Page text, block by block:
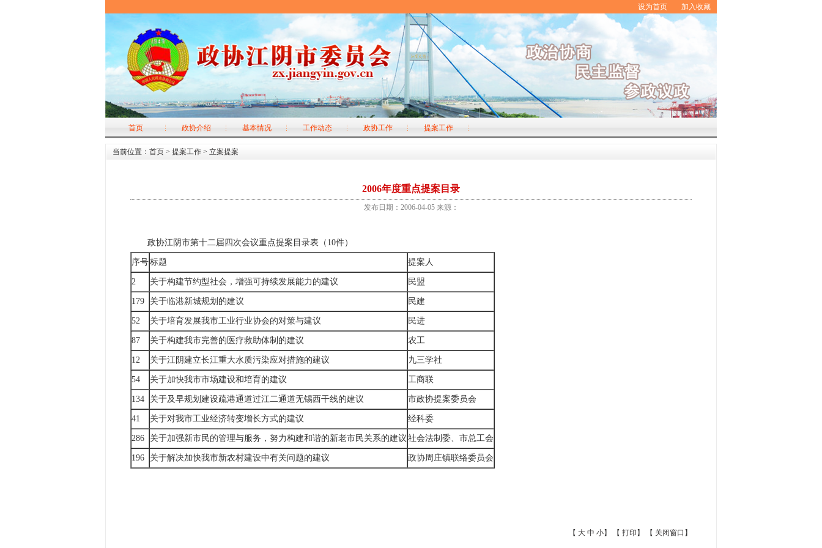
设为首页 加入收藏
首页 政协介绍 基本情况 工作动态 政协工作 提案工作
当前位置： 首页 > 提案工作 > 立案提案
2006年度重点提案目录
发布日期：2006-04-05 来源：
政协江阴市第十二届四次会议重点提案目录表（10件）
序号标题 提案人
2 关于构建节约型社会，增强可持续发展能力的建议 民盟
179 关于临港新城规划的建议 民建
52 关于培育发展我市工业行业协会的对策与建议 民进
87 关于构建我市完善的医疗救助体制的建议 农工
12 关于江阴建立长江重大水质污染应对措施的建议 九三学社
54 关于加快我市市场建设和培育的建议 工商联
134 关于及早规划建设疏港通道过江二通道无锡西干线的建议 市政协提案委员会
41 关于对我市工业经济转变增长方式的建议 经科委
286 关于加强新市民的管理与服务，努力构建和谐的新老市民关系的建议 社会法制委、市总工会
196 关于解决加快我市新农村建设中有关问题的建议 政协周庄镇联络委员会
【 大 中 小】 【 打印 】 【 关闭窗口 】